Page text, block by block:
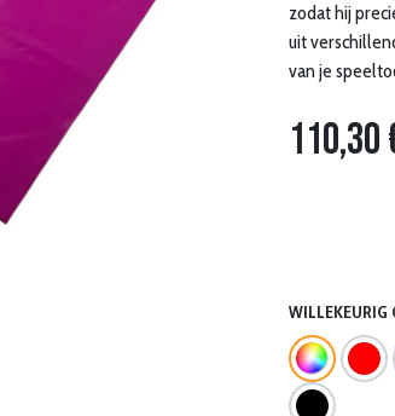
zodat hij
uit
van je
110,30
WILLEKEURIG